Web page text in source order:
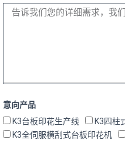
意向产品
K3台板印花生产线
K3四柱
K3全伺服横刮式台板印花机